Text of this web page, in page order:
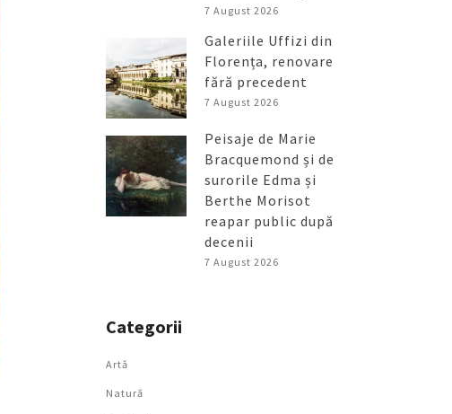
7 August 2026
Galeriile Uffizi din
Florența, renovare
fără precedent
7 August 2026
Peisaje de Marie
Bracquemond și de
surorile Edma și
Berthe Morisot
reapar public după
decenii
7 August 2026
Categorii
Artǎ
Natură